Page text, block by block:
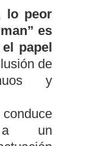
lo peor
es
papel
de
y
conduce
a un